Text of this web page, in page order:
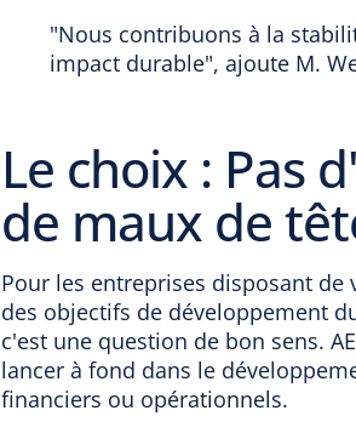
"Nous contribuons à la
impact durable", ajoute M.
Le choix : Pas
de maux de
Pour les entreprises disposant
des objectifs de développement
c'est une question de bon sens.
lancer à fond dans le
financiers ou opérationnels.